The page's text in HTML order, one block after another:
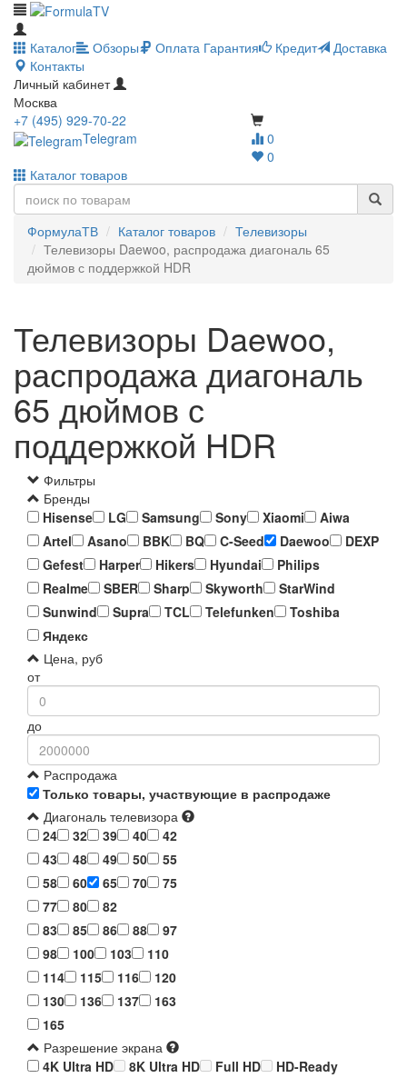
Каталог Обзоры Оплата Гарантия Кредит
Доставка
Контакты
Личный кабинет
Москва
0
0
+7 (495) 929-70-22
Telegram
Каталог товаров
ФормулаТВ Каталог товаров
Телевизоры
Телевизоры Daewoo, распродажа диагональ 65
дюймов с поддержкой HDR
Телевизоры Daewoo,
распродажа диагональ
65 дюймов с
поддержкой HDR
Фильтры
Бренды
Hisense
LG Samsung Sony Xiaomi
Aiwa
Artel
Asano BBK BQ C-Seed Daewoo
DEXP
Gefest
Harper Hikers Hyundai
Philips
Realme
SBER Sharp Skyworth
StarWind
Sunwind
Supra TCL Telefunken
Toshiba
Яндекс
Цена, руб
от
до
Распродажа
Только товары, участвующие в распродаже
Диагональ телевизора
24
32 39 40
42
43
48 49 50
55
58
60 65 70
75
77
80
82
83
85 86 88
97
98
100 103
110
114
115 116
120
130
136 137
163
165
Разрешение экрана
4K Ultra HD
8K Ultra HD Full HD
HD-Ready